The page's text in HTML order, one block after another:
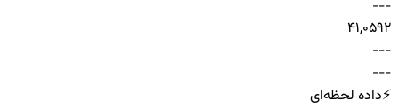
-
-
-
41,0592
-
-
-
-
-
-
⚡داده لحظه‌ای